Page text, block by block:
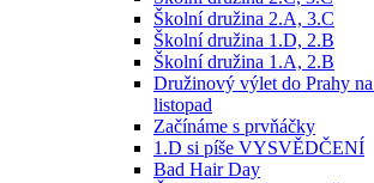
Školní družina 2.A, 3.C
Školní družina 1.D, 2.B
Školní družina 1.A, 2.B
Družinový výlet do Prahy
listopad
Začínáme s prvňáčky
1.D si píše VYSVĚDČENÍ
Bad Hair Day